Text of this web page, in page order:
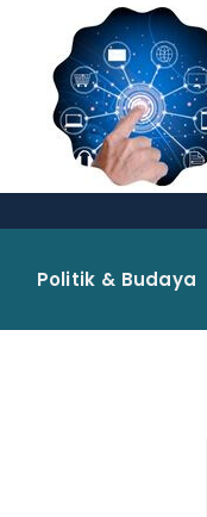
Politik & Budaya